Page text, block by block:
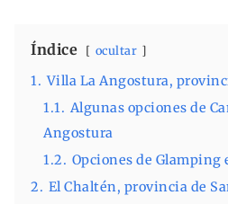
Índice ocultar
1. Villa La Angostura,
1.1. Algunas opciones de
Angostura
1.2. Opciones de Glamping
2. El Chaltén, provincia de